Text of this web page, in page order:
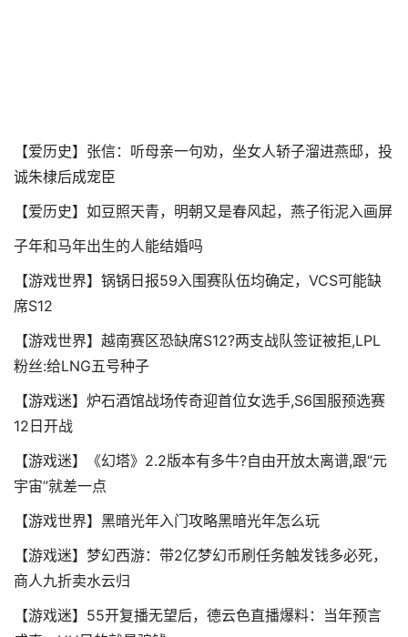
【爱历史】张信：听母亲一句劝，坐女人轿子溜进燕邸，投
诚朱棣后成宠臣
【爱历史】如豆照天青，明朝又是春风起，燕子衔泥入画屏
子年和马年出生的人能结婚吗
【游戏世界】锅锅日报59入围赛队伍均确定，VCS可能缺
席S12
【游戏世界】越南赛区恐缺席S12?两支战队签证被拒,LPL
粉丝:给LNG五号种子
【游戏迷】炉石酒馆战场传奇迎首位女选手,S6国服预选赛
12日开战
【游戏迷】《幻塔》2.2版本有多牛?自由开放太离谱,跟“元
宇宙”就差一点
【游戏世界】黑暗光年入门攻略黑暗光年怎么玩
【游戏迷】梦幻西游：带2亿梦幻币刷任务触发钱多必死，
商人九折卖水云归
【游戏迷】55开复播无望后，德云色直播爆料：当年预言